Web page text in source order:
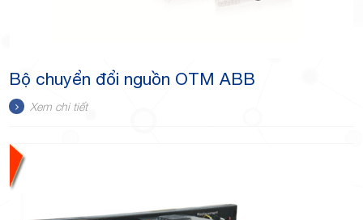
Bộ chuyển đổi nguồn OTM ABB
Xem chi tiết